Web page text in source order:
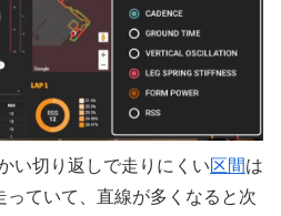
い切り返しで走りにくい区間は
っていて、直線が多くなると次